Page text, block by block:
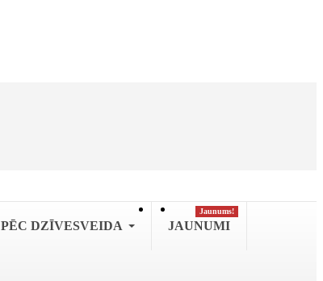
PĒC DZĪVESVEIDA JAUNUMI
Jaunums!